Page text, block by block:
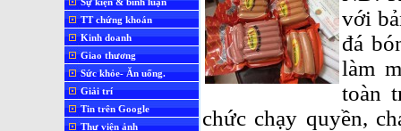
TT chứng khoán
Kinh doanh
Giao thương
Sức khỏe- Ăn uống.
Giải trí
Tin trên Google
Thư viện ảnh
với
đá
làm
toàn
chức chạy quyền,